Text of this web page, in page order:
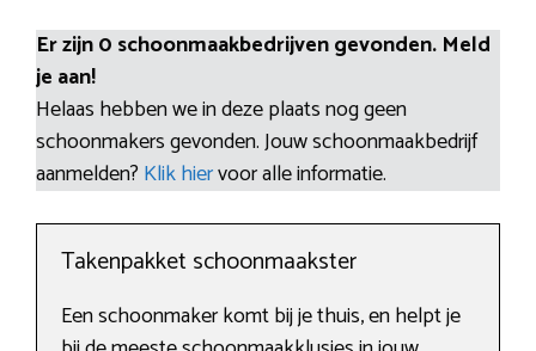
Er zijn 0 schoonmaakbedrijven gevonden. Meld
je aan!
Helaas hebben we in deze plaats nog geen
schoonmakers gevonden. Jouw schoonmaakbedrijf
aanmelden? Klik hiervoor alle informatie.
Takenpakket schoonmaakster
Een schoonmaker komt bij je thuis, en helpt je